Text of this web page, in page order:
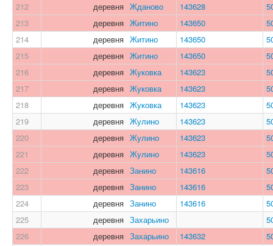
212
деревня Жданово 143628
213
деревня Житино 143650
214
деревня Житино 143650
215
деревня Житино 143650
216
деревня Жуковка 143623
217
деревня Жуковка 143623
218
деревня Жуковка 143623
219
деревня Жулино 143623
220
деревня Жулино 143623
221
деревня Жулино 143623
222
деревня Занино 143616
223
деревня Занино 143616
224
деревня Занино 143616
225
деревня Захарьино
226
деревня Захарьино 143632